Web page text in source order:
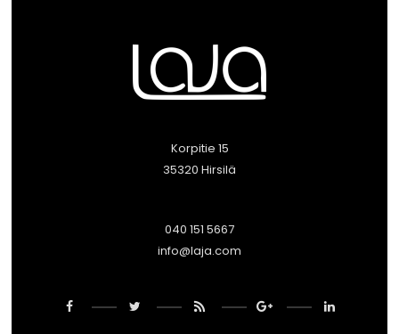
Korpitie 15
35320 Hirsilä
040 151 5667
info@laja.com